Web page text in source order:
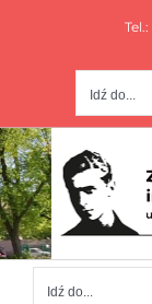
zawartości
Tel.:
Idź do...
Idź do...